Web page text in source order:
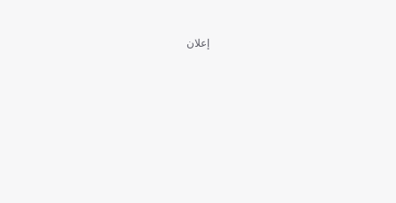
إعلان